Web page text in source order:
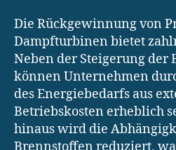
Die Rückgewinnung von
Dampfturbinen bietet
Neben der Steigerung der
können Unternehmen
des Energiebedarfs aus
Betriebskosten erheblich
hinaus wird die
Brennstoffen reduziert,